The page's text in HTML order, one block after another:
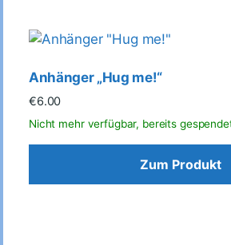
Anhänger „Hug me!“
€6.00
Zum Produkt